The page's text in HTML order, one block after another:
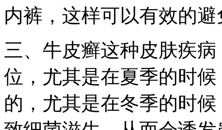
内裤，这样可以有效的
三、牛皮癣这种皮肤疾
位，尤其是在夏季的时
的，尤其是在冬季的时